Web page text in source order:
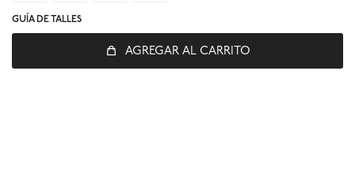
GUÍA DE TALLES
AGREGAR AL CARRITO